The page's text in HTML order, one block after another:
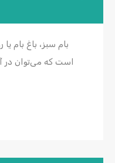
بام سبز، باغ بام
است که می‌توان در